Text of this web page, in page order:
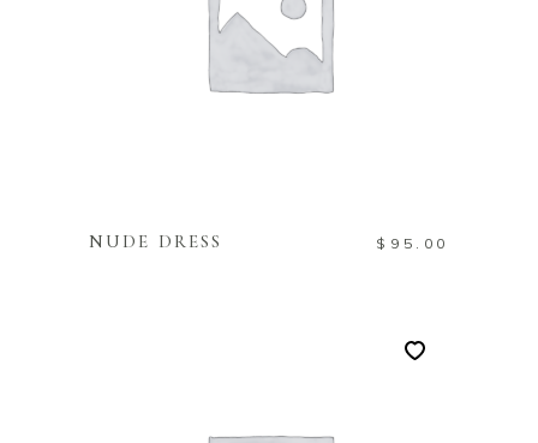
NUDE DRESS $ 95.00